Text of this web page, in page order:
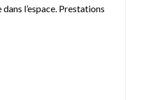
l’espace. Prestations